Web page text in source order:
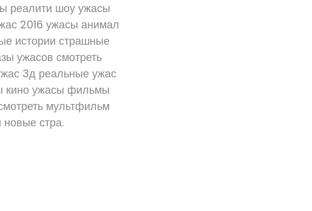
реалити шоу ужасы
2016 ужасы анимал
истории страшные
ужасов смотреть
3д реальные ужас
кино ужасы фильмы
мультфильм
стра.